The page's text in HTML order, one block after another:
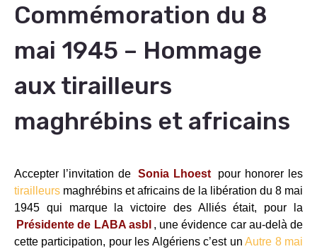
Commémoration du 8
mai 1945 – Hommage
aux tirailleurs
maghrébins et africains
Accepter l’invitation de Sonia Lhoest
pour honorer les
tirailleurs maghrébins et africains de la libération du 8 mai
1945 qui marque la victoire des Alliés était, pour la
Présidente de LABA asbl , une évidence car au-delà de
cette participation, pour les Algériens c’est unAutre 8 mai